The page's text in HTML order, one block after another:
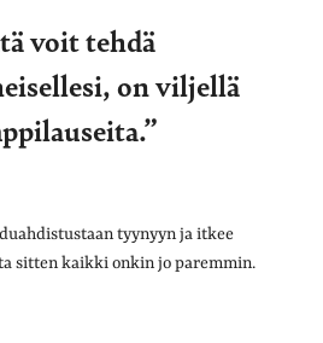
voit tehdä
on viljellä
tyynyyn ja itkee
sitten kaikki onkin jo paremmin.